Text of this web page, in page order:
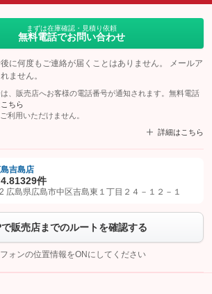
まずは在庫確認・見積り依頼
無料電話でお問い合わせ
に何度もご連絡が届くことはありません。 メールア
ません。
、販売店へお客様の電話番号が通知されます。無料電話
こちら
利用いただけません。
詳細はこちら
ネットを友だち追加してから「許可する」ボタンを押
ボタンをタップして問い合わせを
さい。
こちら
吉島店
4.81329件
広島県広島市中区吉島東１丁目２４－１２－１
販売店までのルートを確認する
ォンの位置情報をONにしてください